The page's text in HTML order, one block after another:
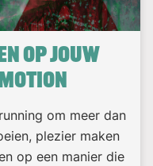
op jouw
om meer dan
plezier maken
op een manier die